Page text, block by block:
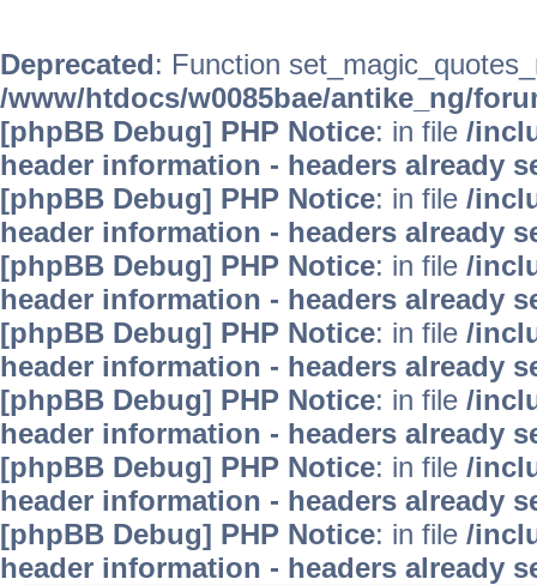
Deprecated: Function
/www/htdocs/w0085bae/antike_ng/
[phpBB Debug] PHP Notice: in file /
header information - headers already
[phpBB Debug] PHP Notice: in file /
header information - headers already
[phpBB Debug] PHP Notice: in file /
header information - headers already
[phpBB Debug] PHP Notice: in file /
header information - headers already
[phpBB Debug] PHP Notice: in file /
header information - headers already
[phpBB Debug] PHP Notice: in file /
header information - headers already
[phpBB Debug] PHP Notice: in file /
header information - headers already